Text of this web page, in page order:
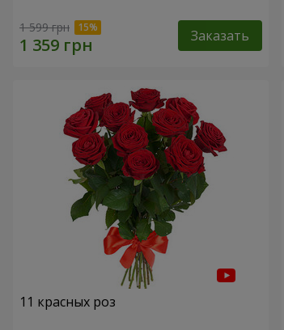
1 599 грн Заказать
11 красных роз